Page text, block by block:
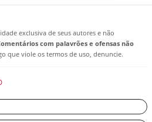
exclusiva de seus autores e não
com palavrões e ofensas não
que viole os termos de uso, denuncie.